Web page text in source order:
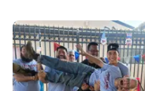
Reviewed on